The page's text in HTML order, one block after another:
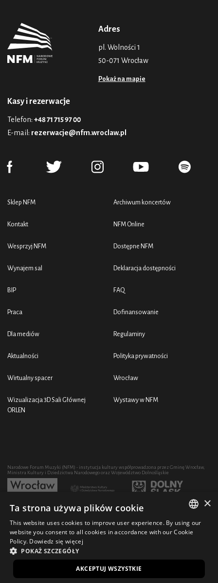
Adres
pl. Wolności 1
50-071 Wrocław
Pokaż na mapie
Kasy i rezerwacje
Telefon: +48 71 715 97 00
E-mail: rezerwacje@nfm.wroclaw.pl
Sklep NFM
Kontakt
Wesprzyj NFM
Wynajem sal
BIP
Praca
Dla mediów
Aktualności
Wirtualny spacer
Wizualizacja 3D Sali Głównej
ORLEN
Archiwum koncertów
NFM Online
Dostępne NFM
Deklaracja dostępności
FAQ
Dofinansowanie
Regulaminy
Polityka prywatności
Wrocław
Wystawy w NFM
Narodowe Forum Muzyki (NFM) - instytucja kultury współprowadzona przez Gminę Wrocław,
Ministra Kultury i Dziedzictwa Narodowego oraz Województwo Dolnośląskie
Rozwój działalności artystycznej i edukacyjnej NFM poprzez zakup sprzętu współfinansowany
© 2021 Narodowe Forum Muzyki Design Ficturo
POLISH
×
Ta strona używa plików cookie
This website uses cookies to improve user experience. By using our
website you consent to all cookies in accordance with our Cookie
Policy. Dowiedz się więcej
POKAŻ SZCZEGÓŁY
AKCEPTUJ WSZYSTKIE